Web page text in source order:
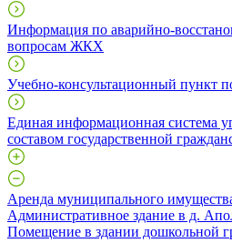
Информация по аварийно-
вопросам ЖКХ
Учебно-консультационный пункт
Единая информационная система
составом государственной
Аренда муниципального
Административное здание в д.
Помещение в здании дошкольной